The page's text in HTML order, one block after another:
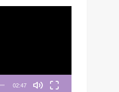
| 出埃及記 28: 7,9-12,
02:47